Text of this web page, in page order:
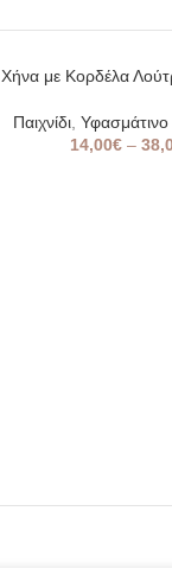
Χήνα με Κορδέλα
Παιχνίδι, Υφασμάτινο
14,00€ –